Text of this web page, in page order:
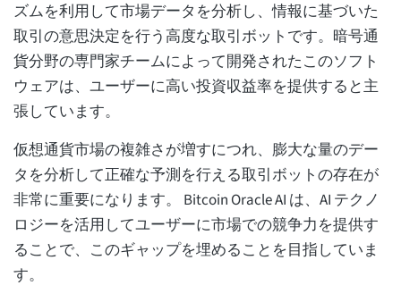
ズムを利用して市場データを分析し、情報に基づいた
取引の意思決定を行う高度な取引ボットです。暗号通
貨分野の専門家チームによって開発されたこのソフト
ウェアは、ユーザーに高い投資収益率を提供すると主
張しています。
仮想通貨市場の複雑さが増すにつれ、膨大な量のデー
タを分析して正確な予測を行える取引ボットの存在が
非常に重要になります。 Bitcoin Oracle AI は、AI テクノ
ロジーを活用してユーザーに市場での競争力を提供す
ることで、このギャップを埋めることを目指していま
す。